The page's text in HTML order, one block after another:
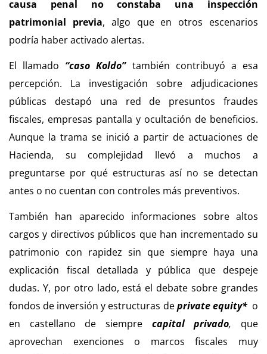
causa penal no constaba una inspección
patrimonial previa, algo que en otros escenarios
podría haber activado alertas.
El llamado “caso Koldo”también contribuyó a esa
percepción. La investigación sobre adjudicaciones
públicas destapó una red de presuntos fraudes
fiscales, empresas pantalla y ocultación de beneficios.
Aunque la trama se inició a partir de actuaciones de
Hacienda, su complejidad llevó a muchos a
preguntarse por qué estructuras así no se detectan
antes o no cuentan con controles más preventivos.
También han aparecido informaciones sobre altos
cargos y directivos públicos que han incrementado su
patrimonio con rapidez sin que siempre haya una
explicación fiscal detallada y pública que despeje
dudas. Y, por otro lado, está el debate sobre grandes
fondos de inversión y estructuras deprivate equity* o
en castellano de siempre capital privado, que
aprovechan exenciones o marcos fiscales muy